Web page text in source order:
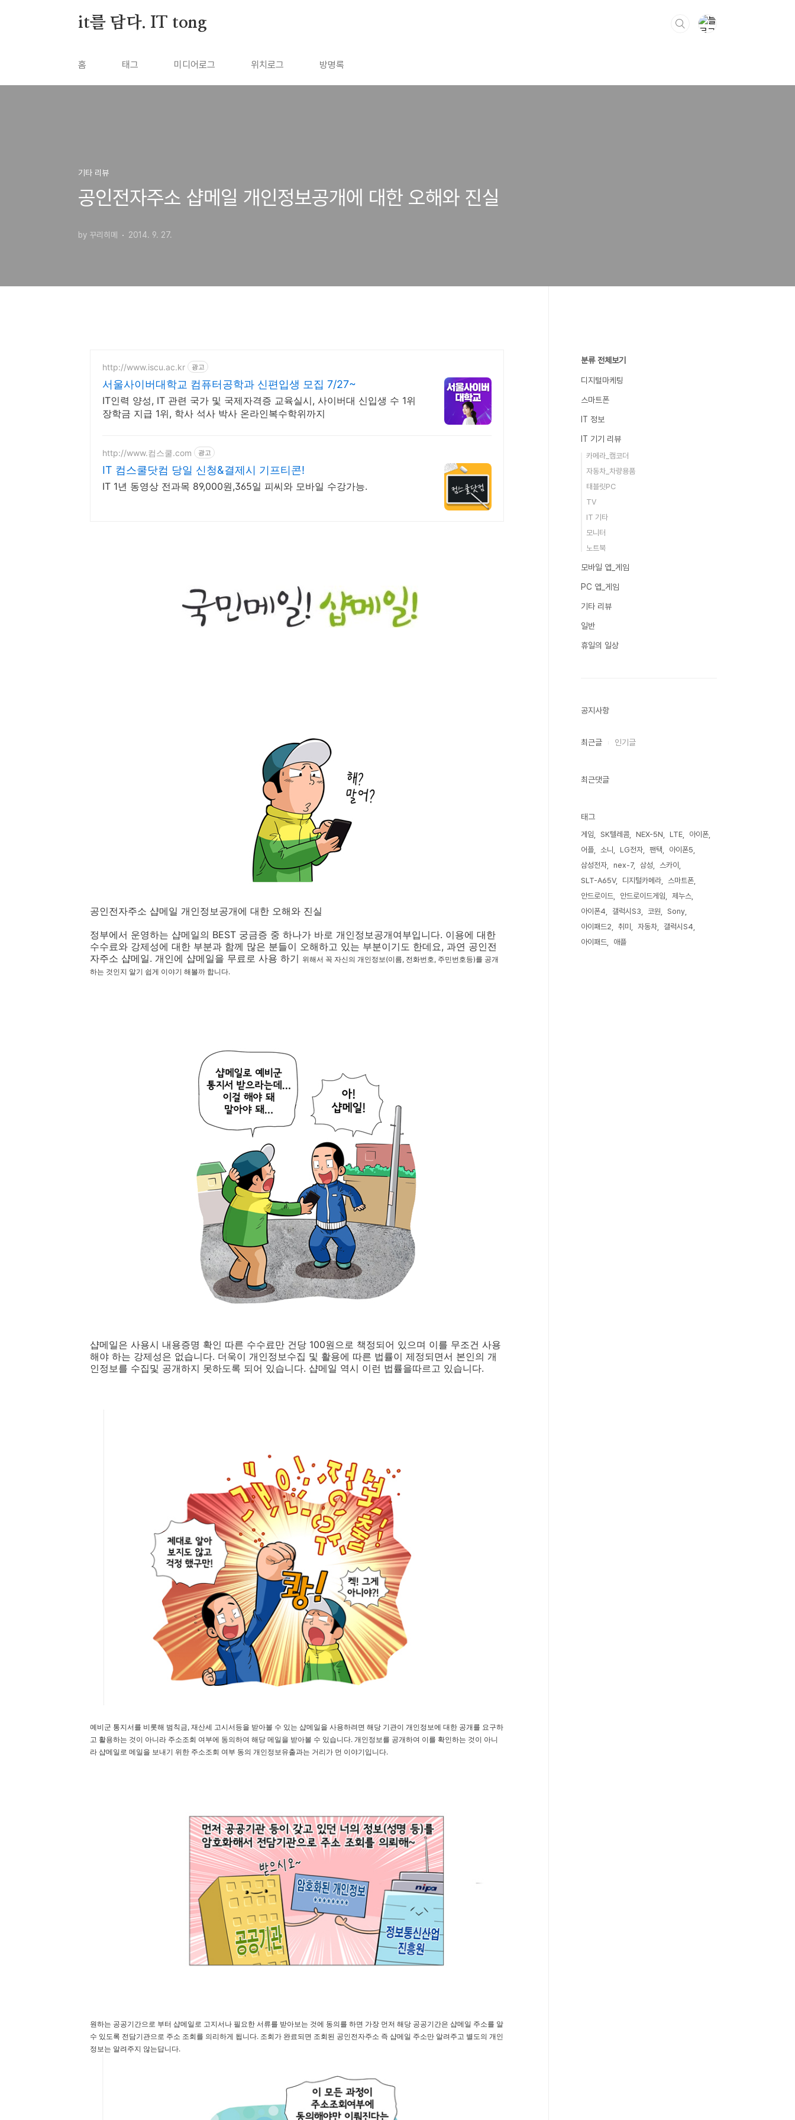
it를 담다. IT tong
홈 태그 미디어로그 위치로그 방명록
기타 리뷰
공인전자주소 샵메일 개인정보공개에 대한 오해와 진실
by 꾸리히메 2014. 9. 27.
http://www.iscu.ac.kr 광고
서울사이버대학교 컴퓨터공학과 신편입생 모집 7/27~
IT인력 양성, IT 관련 국가 및 국제자격증 교육실시, 사이버대 신입생 수 1위
장학금 지급 1위, 학사 석사 박사 온라인복수학위까지
http://www.컴스쿨.com 광고
IT 컴스쿨닷컴 당일 신청&결제시 기프티콘!
IT 1년 동영상 전과목 89,000원,365일 피씨와 모바일 수강가능.
공인전자주소 샵메일 개인정보공개에 대한 오해와 진실
정부에서 운영하는 샵메일의 BEST 궁금증 중 하나가 바로 개인정보공개여부입니다. 이용에 대한
수수료와 강제성에 대한 부분과 함께 많은 분들이 오해하고 있는 부분이기도 한데요, 과연 공인전
자주소 샵메일. 개인에 샵메일을 무료로 사용 하기 위해서 꼭 자신의 개인정보(이름, 전화번호, 주민번호등)를 공개
하는 것인지 알기 쉽게 이야기 해볼까 합니다.
샵메일은 사용시 내용증명 확인 따른 수수료만 건당 100원으로 책정되어 있으며 이를 무조건 사용
해야 하는 강제성은 없습니다. 더욱이 개인정보수집 및 활용에 따른 법률이 제정되면서 본인의 개
인정보를 수집및 공개하지 못하도록 되어 있습니다. 샵메일 역시 이런 법률을따르고 있습니다.
예비군 통지서를 비롯해 범칙금, 재산세 고시서등을 받아볼 수 있는 샵메일을 사용하려면 해당 기관이 개인정보에 대한 공개를 요구하
고 활용하는 것이 아니라 주소조회 여부에 동의하여 해당 메일을 받아볼 수 있습니다. 개인정보를 공개하여 이를 확인하는 것이 아니
라 샵메일로 메일을 보내기 위한 주소조회 여부 동의 개인정보유출과는 거리가 먼 이야기입니다.
원하는 공공기간으로 부터 샵메일로 고지서나 필요한 서류를 받아보는 것에 동의를 하면 가장 먼저 해당 공공기간은 샵메일 주소를 알
수 있도록 전담기관으로 주소 조회를 의리하게 됩니다. 조회가 완료되면 조회된 공인전자주소 즉 샵메일 주소만 알려주고 별도의 개인
정보는 알려주지 않는답니다.
분류 전체보기
디지털마케팅
스마트폰
IT 정보
IT 기기 리뷰
카메라_캠코더
자동차_차량용품
태블릿PC
TV
IT 기타
모니터
노트북
모바일 앱_게임
PC 앱_게임
기타 리뷰
일반
휴일의 일상
공지사항
최근글 인기글
최근댓글
태그
게임 SK텔레콤 NEX-5N LTE
아이폰
어플
소니 LG전자 팬택
아이폰5
삼성전자
nex-7 삼성
스카이
SLT-A65V
디지털카메라
스마트폰
안드로이드
안드로이드게임
제누스
아이폰4
갤럭시S3 코원
Sony
아이패드2
취미 자동차
갤럭시S4
아이패드
애플